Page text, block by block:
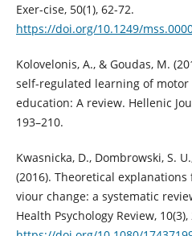
Exer-cise, 50(1), 62-72.
https://doi.org/10.1249/
Kolovelonis, A., & Goudas, M.
self-regulated learning of
education: A review. Hellenic
193–210.
Kwasnicka, D., Dombrowski, S.
(2016). Theoretical
viour change: a systematic
Health Psychology Review, 10(3),